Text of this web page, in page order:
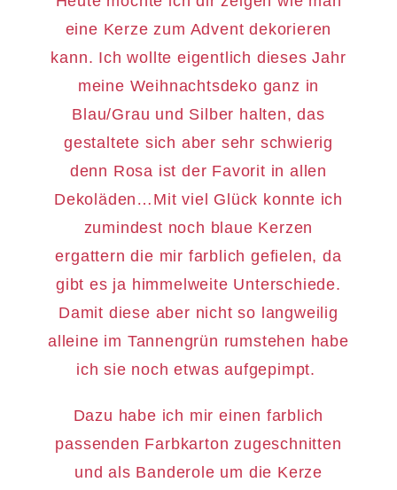
eine Kerze zum Advent dekorieren
kann. Ich wollte eigentlich dieses Jahr
meine Weihnachtsdeko ganz in
Blau/Grau und Silber halten, das
gestaltete sich aber sehr schwierig
denn Rosa ist der Favorit in allen
Dekoläden…Mit viel Glück konnte ich
zumindest noch blaue Kerzen
ergattern die mir farblich gefielen, da
gibt es ja himmelweite Unterschiede.
Damit diese aber nicht so langweilig
alleine im Tannengrün rumstehen habe
ich sie noch etwas aufgepimpt.
Dazu habe ich mir einen farblich
passenden Farbkarton zugeschnitten
und als Banderole um die Kerze